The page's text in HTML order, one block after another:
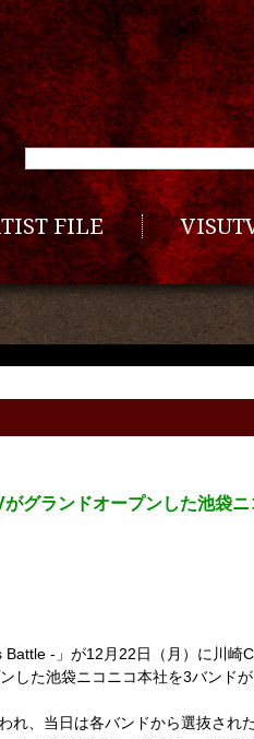
FILE
グランドオープンした池袋ニ
-」が12月22日（月）に川崎
した池袋ニコニコ本社を3バンド
、当日は各バンドから選抜され